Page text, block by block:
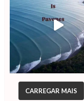
CARREGAR MAIS